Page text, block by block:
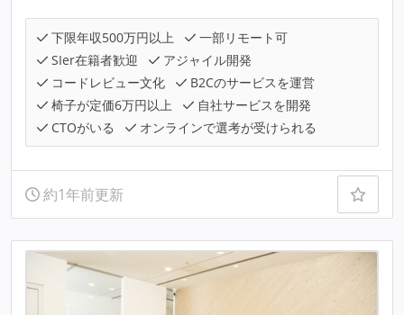
下限年収500万円以上
一部リモート可
SIer在籍者歓迎
アジャイル開発
コードレビュー文化
B2Cのサービスを運営
椅子が定価6万円以上
自社サービスを開発
CTOがいる
オンラインで選考が受けられる
約1年前更新